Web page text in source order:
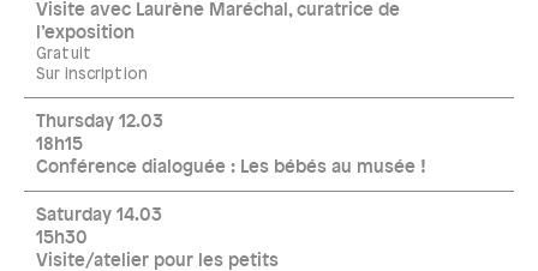
Visite avec Laurène Maréchal, curatrice de
l’exposition
Gratuit
Sur inscription
Thursday 12.03
18h15
Conférence dialoguée : Les bébés au musée !
Saturday 14.03
15h30
Visite/atelier pour les petits